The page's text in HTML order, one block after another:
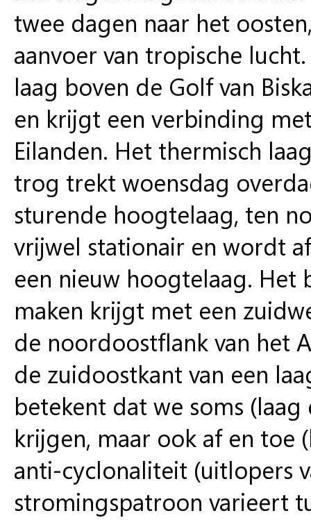
twee dagen naar het
aanvoer van tropische
laag boven de Golf van
en krijgt een verbinding
Eilanden. Het thermisch
trog trekt woensdag
sturende hoogtelaag, ten
vrijwel stationair en wordt
een nieuw hoogtelaag. Het
maken krijgt met een
de noordoostflank van het
de zuidoostkant van een
betekent dat we soms
krijgen, maar ook af en toe
anti-cyclonaliteit (uitlopers
stromingspatroon varieert